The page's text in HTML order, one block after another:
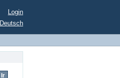
Login
Deutsch